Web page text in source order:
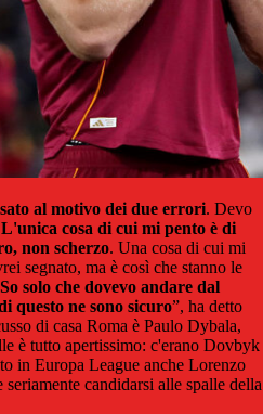
al motivo dei due errori. Devo
L'unica cosa di cui mi pento è di
non scherzo. Una cosa di cui mi
segnato, ma è così che stanno le
So solo che dovevo andare dal
questo ne sono sicuro”, ha detto
di casa Roma è Paulo Dybala,
è tutto apertissimo: c'erano Dovbyk
in Europa League anche Lorenzo
candidarsi alle spalle della